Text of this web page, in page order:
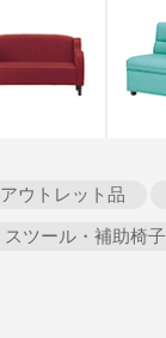
アウトレット品
スツール・補助椅子